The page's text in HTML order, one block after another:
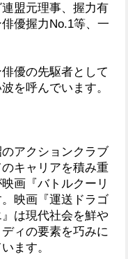
盟元理事、握力有
優握力No.1等、一
優の先駆者として
を呼んでいます。
アクションクラブ
キャリアを積み重
画『バトルクーリ
映画『運送ドラゴ
は現代社会を鮮や
ィの要素を巧みに
ます。